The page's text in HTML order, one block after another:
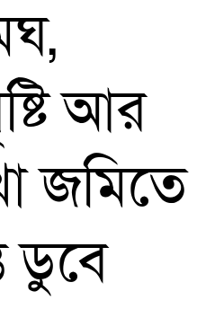
আর
জমিতে
ডুবে